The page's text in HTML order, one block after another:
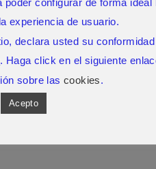
SIN COMENTARIOS
experiencia de usuario.
declara usted su conformidad
. Haga click en el siguiente
sobre las cookies.
Acepto